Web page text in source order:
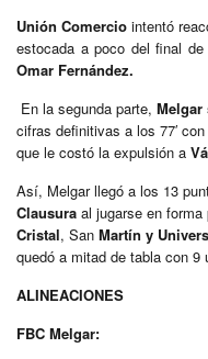
Unión Comercio intentó
estocada a poco del final
Omar Fernández.
En la segunda parte, Melgar
cifras definitivas a los 77′
que le costó la expulsión a
Así, Melgar llegó a los 13
Clausura al jugarse en
Cristal, San Martín y
quedó a mitad de tabla con 9
ALINEACIONES
FBC Melgar: